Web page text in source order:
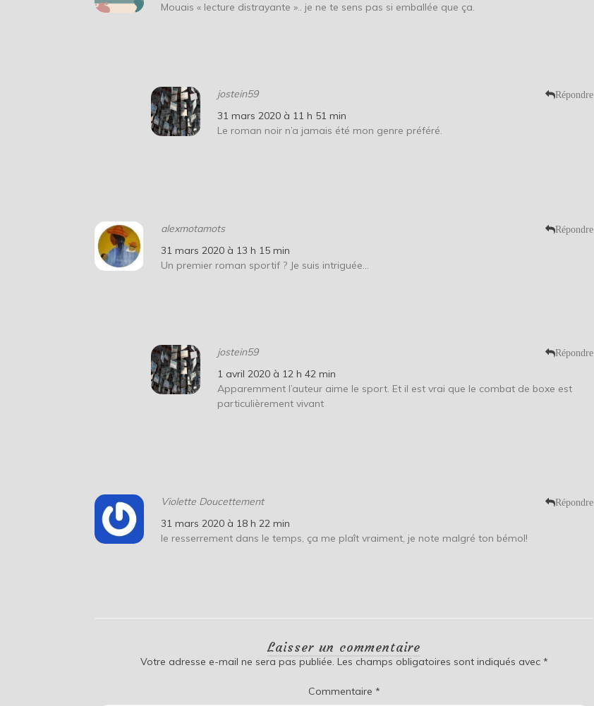
Mouais « lecture distrayante ».. je ne te sens pas si emballée que ça.
jostein59 Répondre
31 mars 2020 à 11 h 51 min
Le roman noir n’a jamais été mon genre préféré.
alexmotamots Répondre
31 mars 2020 à 13 h 15 min
Un premier roman sportif ? Je suis intriguée…
jostein59 Répondre
1 avril 2020 à 12 h 42 min
Apparemment l’auteur aime le sport. Et il est vrai que le combat de boxe est
particulièrement vivant
Violette Doucettement Répondre
31 mars 2020 à 18 h 22 min
le resserrement dans le temps, ça me plaît vraiment, je note malgré ton bémol!
Laisser un commentaire
Votre adresse e-mail ne sera pas publiée. Les champs obligatoires sont indiqués avec *
Commentaire *